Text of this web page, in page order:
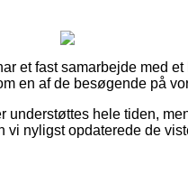
et fast samarbejde med et
en af de besøgende på
hele tiden,
nyligst opdaterede de